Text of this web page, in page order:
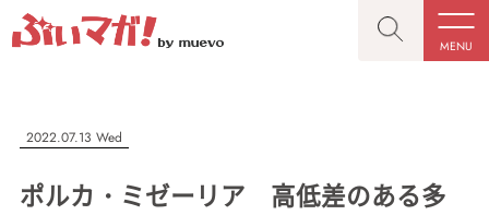
MENU
CLOSE
記事を検索する
CLOSE
“推しへの応援を形にする”VTuber専門メディア
2022.07.13 Wed
ポルカ・ミゼーリア 高低差のある多